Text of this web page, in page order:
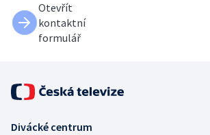
Otevřít
kontaktní
formulář
Divácké centrum